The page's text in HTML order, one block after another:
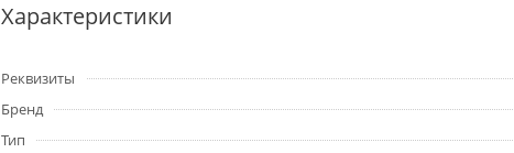
Характеристики
Реквизиты
Бренд
Тип